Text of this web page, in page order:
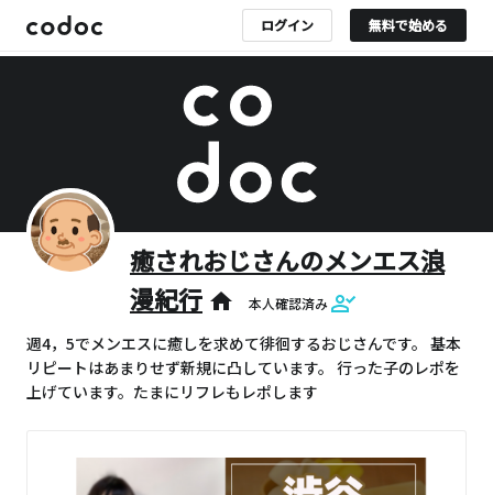
ログイン 無料で始める
癒されおじさんのメンエス浪
漫紀行 home 本人確認済み
週4，5でメンエスに癒しを求めて徘徊するおじさんです。 基本
リピートはあまりせず新規に凸しています。 行った子のレポを
上げています。たまにリフレもレポします